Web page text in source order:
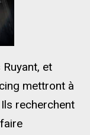
et
mettront à
Ils recherchent